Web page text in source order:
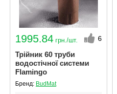
1995.84 грн./шт. 6
Трійник 60 труби
водостічної системи
Flamingo
Бренд: BudMat